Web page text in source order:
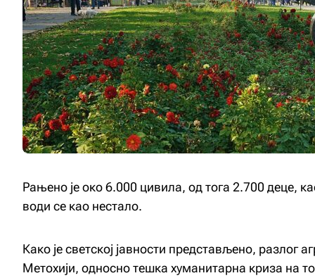
Рањено је око 6.000 цивила, од тога 2.700 деце,
води се као нестало.
Како је светској јавности представљено, разлог
Метохији, односно тешка хуманитарна криза на